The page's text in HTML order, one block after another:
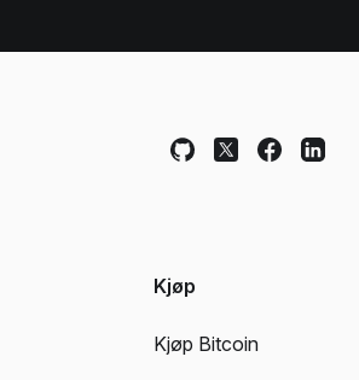
Kjøp
Kjøp Bitcoin